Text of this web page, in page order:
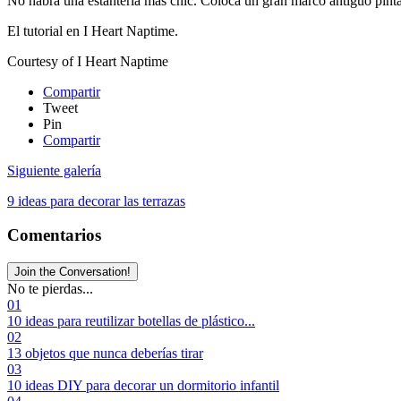
El tutorial en I Heart Naptime.
Courtesy of I Heart Naptime
Compartir
Tweet
Pin
Compartir
Siguiente galería
9 ideas para decorar las terrazas
Comentarios
Join the Conversation!
No te pierdas...
01
10 ideas para reutilizar botellas de plástico...
02
13 objetos que nunca deberías tirar
03
10 ideas DIY para decorar un dormitorio infantil